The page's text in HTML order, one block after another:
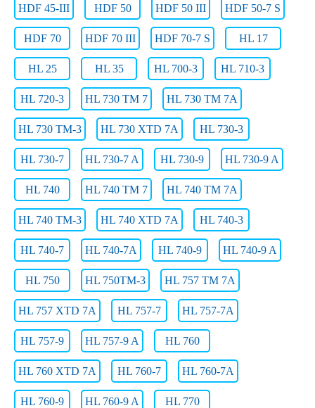
HDF 45-III HDF 50 HDF 50 III HDF 50-7 S
HDF 70 HDF 70 III HDF 70-7 S HL 17
HL 25 HL 35 HL 700-3 HL 710-3
HL 720-3 HL 730 TM 7 HL 730 TM 7A
HL 730 TM-3 HL 730 XTD 7A HL 730-3
HL 730-7 HL 730-7 A HL 730-9 HL 730-9 A
HL 740 HL 740 TM 7 HL 740 TM 7A
HL 740 TM-3 HL 740 XTD 7A HL 740-3
HL 740-7 HL 740-7A HL 740-9 HL 740-9 A
HL 750 HL 750TM-3 HL 757 TM 7A
HL 757 XTD 7A HL 757-7 HL 757-7A
HL 757-9 HL 757-9 A HL 760
HL 760 XTD 7A HL 760-7 HL 760-7A
HL 760-9 HL 760-9 A HL 770